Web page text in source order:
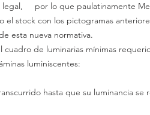
legal, por lo que paulatinamente
el stock con los pictogramas
esta nueva normativa.
cuadro de luminarias mínimas
luminiscentes:
hasta que su luminancia se